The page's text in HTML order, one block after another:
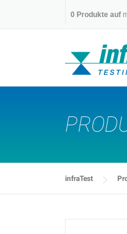
0 Produkte auf
infraTest